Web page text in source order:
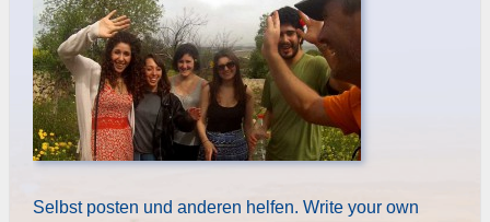
Selbst posten und anderen helfen. Write your own